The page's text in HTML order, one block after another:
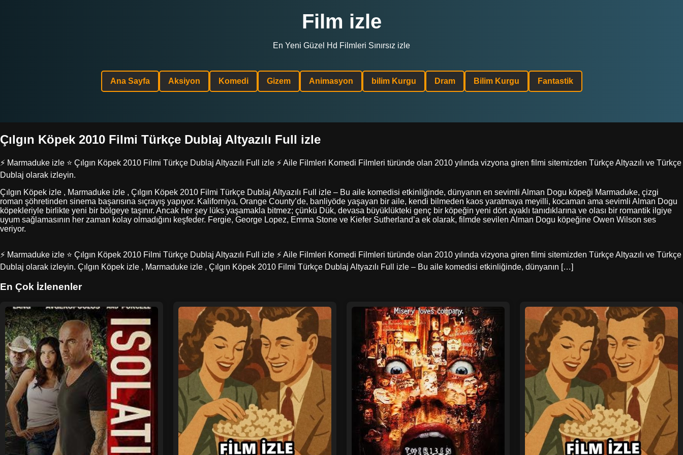
Film izle
En Yeni Güzel Hd Filmleri Sınırsız izle
Ana Sayfa Aksiyon Komedi Gizem Animasyon bilim Kurgu Dram Bilim Kurgu Fantastik
Çılgın Köpek 2010 Filmi Türkçe Dublaj Altyazılı Full izle
⚡ Marmaduke izle ⭐ Çılgın Köpek 2010 Filmi Türkçe Dublaj Altyazılı Full izle ⚡ Aile Filmleri Komedi Filmleri türünde olan 2010 yılında vizyona giren filmi sitemizden Türkçe Altyazılı ve Türkçe
Dublaj olarak izleyin.
Çılgın Köpek izle , Marmaduke izle , Çılgın Köpek 2010 Filmi Türkçe Dublaj Altyazılı Full izle – Bu aile komedisi etkinliğinde, dünyanın en sevimli Alman Dogu köpeği Marmaduke, çizgi
roman şöhretinden sinema başarısına sıçrayış yapıyor. Kaliforniya, Orange County’de, banliyöde yaşayan bir aile, kendi bilmeden kaos yaratmaya meyilli, kocaman ama sevimli Alman Dogu
köpekleriyle birlikte yeni bir bölgeye taşınır. Ancak her şey lüks yaşamakla bitmez; çünkü Dük, devasa büyüklükteki genç bir köpeğin yeni dört ayaklı tanıdıklarına ve olası bir romantik ilgiye
uyum sağlamasının her zaman kolay olmadığını keşfeder. Fergie, George Lopez, Emma Stone ve Kiefer Sutherland’a ek olarak, filmde sevilen Alman Dogu köpeğine Owen Wilson ses
veriyor.
⚡ Marmaduke izle ⭐ Çılgın Köpek 2010 Filmi Türkçe Dublaj Altyazılı Full izle ⚡ Aile Filmleri Komedi Filmleri türünde olan 2010 yılında vizyona giren filmi sitemizden Türkçe Altyazılı ve Türkçe
Dublaj olarak izleyin. Çılgın Köpek izle , Marmaduke izle , Çılgın Köpek 2010 Filmi Türkçe Dublaj Altyazılı Full izle – Bu aile komedisi etkinliğinde, dünyanın […]
En Çok İzlenenler